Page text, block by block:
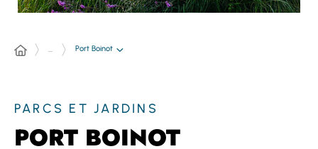
... Port Boinot
PARCS ET JARDINS
PORT BOINOT